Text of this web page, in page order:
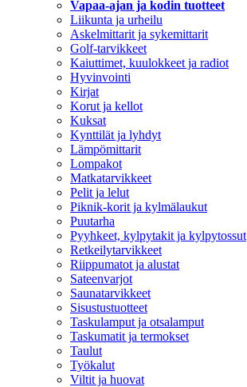
Vapaa-ajan ja kodin tuotteet
Liikunta ja urheilu
Askelmittarit ja sykemittarit
Golf-tarvikkeet
Kaiuttimet, kuulokkeet ja radiot
Hyvinvointi
Kirjat
Korut ja kellot
Kuksat
Kynttilät ja lyhdyt
Lämpömittarit
Lompakot
Matkatarvikkeet
Pelit ja lelut
Piknik-korit ja kylmälaukut
Puutarha
Pyyhkeet, kylpytakit ja kylpytossut
Retkeilytarvikkeet
Riippumatot ja alustat
Sateenvarjot
Saunatarvikkeet
Sisustustuotteet
Taskulamput ja otsalamput
Taskumatit ja termokset
Taulut
Työkalut
Viltit ja huovat